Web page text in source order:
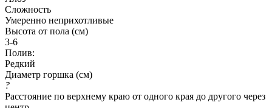
Сложность
Умеренно неприхотливые
Высота от пола (см)
3-6
Полив:
Редкий
Диаметр горшка (см)
?
Расстояние по верхнему краю от одного края до другого через